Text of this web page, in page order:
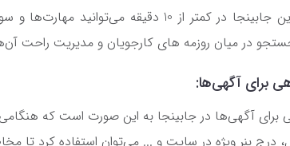
با رزومه ساز آنلاین جابینجا در کمتر از 10
در میان روزمه های کارجویان و مدیریت راحت
برای آگهی‌ها:
آگهی‌ها در جابینجا به این صورت است که